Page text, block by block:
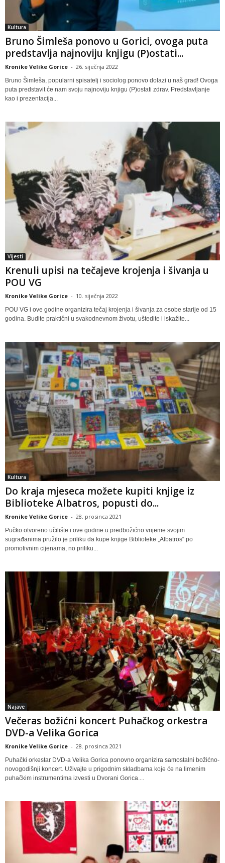
Kultura
Bruno Šimleša ponovo u Gorici, ovoga puta
predstavlja najnoviju knjigu (P)ostati...
Kronike Velike Gorice - 26. siječnja 2022
Bruno Šimleša, popularni spisatelj i sociolog ponovo dolazi u naš grad! Ovoga
puta predstavit će nam svoju najnoviju knjigu (P)ostati zdrav. Predstavljanje
kao i prezentacija...
Vijesti
Krenuli upisi na tečajeve krojenja i šivanja u
POU VG
Kronike Velike Gorice - 10. siječnja 2022
POU VG i ove godine organizira tečaj krojenja i šivanja za osobe starije od 15
godina. Budite praktični u svakodnevnom životu, uštedite i iskažite...
Kultura
Do kraja mjeseca možete kupiti knjige iz
Biblioteke Albatros, popusti do...
Kronike Velike Gorice - 28. prosinca 2021
Pučko otvoreno učilište i ove godine u predbožićno vrijeme svojim
sugrađanima pružilo je priliku da kupe knjige Biblioteke „Albatros“ po
promotivnim cijenama, no priliku...
Najave
Večeras božićni koncert Puhačkog orkestra
DVD-a Velika Gorica
Kronike Velike Gorice - 28. prosinca 2021
Puhački orkestar DVD-a Velika Gorica ponovno organizira samostalni božićno-
novogodišnji koncert. Uživajte u prigodnim skladbama koje će na limenim
puhačkim instrumentima izvesti u Dvorani Gorica....